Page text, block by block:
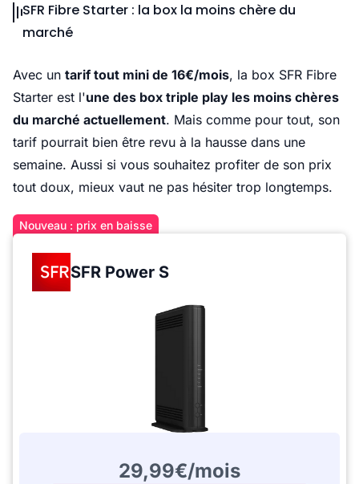
SFR Fibre Starter : la box la moins chère du
marché
Avec un tarif tout mini de 16€/mois, la box SFR Fibre
Starter est l'une des box triple play les moins chères
du marché actuellement. Mais comme pour tout, son
tarif pourrait bien être revu à la hausse dans une
semaine. Aussi si vous souhaitez profiter de son prix
tout doux, mieux vaut ne pas hésiter trop longtemps.
Nouveau : prix en baisse
SFR Power S
29,99€/mois